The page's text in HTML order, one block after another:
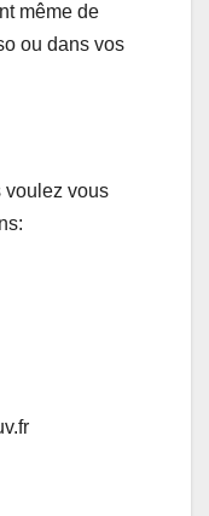
même de
ou dans vos
voulez vous